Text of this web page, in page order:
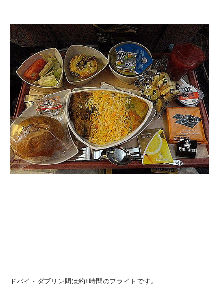
ドバイ・ダブリン間は約8時間のフライトです。